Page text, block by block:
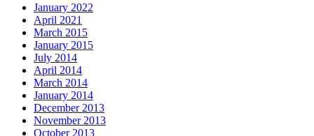
January 2022
April 2021
March 2015
January 2015
July 2014
April 2014
March 2014
January 2014
December 2013
November 2013
October 2013